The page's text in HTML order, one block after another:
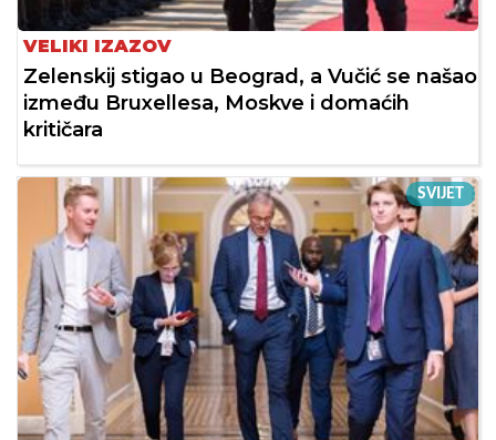
VELIKI IZAZOV
Zelenskij stigao u Beograd, a Vučić se našao
između Bruxellesa, Moskve i domaćih
kritičara
SVIJET